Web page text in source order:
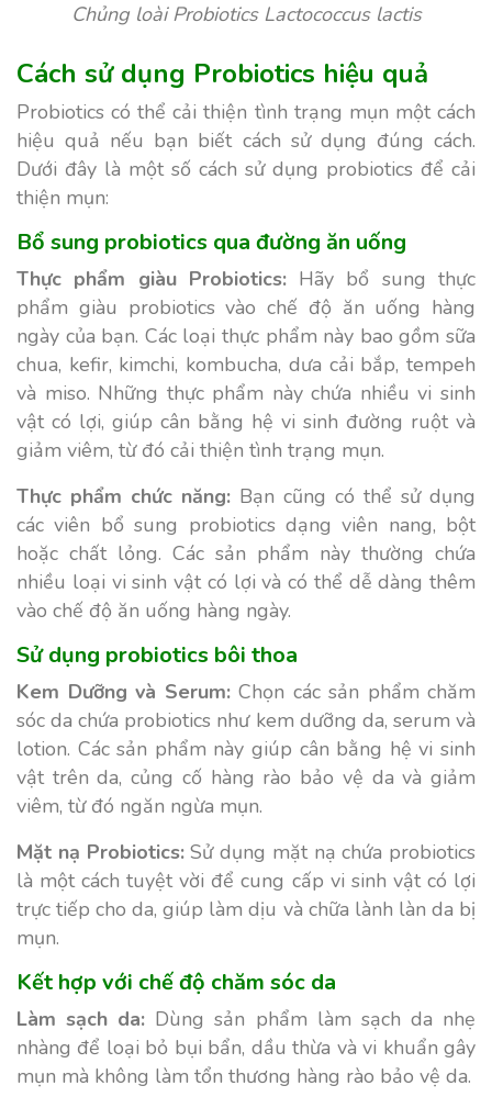
Chủng loài Probiotics Lactococcus lactis
Cách sử dụng Probiotics hiệu quả
Probiotics có thể cải thiện tình trạng mụn một cách
hiệu quả nếu bạn biết cách sử dụng đúng cách.
Dưới đây là một số cách sử dụng probiotics để cải
thiện mụn:
Bổ sung probiotics qua đường ăn uống
Thực phẩm giàu Probiotics:Hãy bổ sung thực
phẩm giàu probiotics vào chế độ ăn uống hàng
ngày của bạn. Các loại thực phẩm này bao gồm sữa
chua, kefir, kimchi, kombucha, dưa cải bắp, tempeh
và miso. Những thực phẩm này chứa nhiều vi sinh
vật có lợi, giúp cân bằng hệ vi sinh đường ruột và
giảm viêm, từ đó cải thiện tình trạng mụn.
Thực phẩm chức năng: Bạn cũng có thể sử dụng
các viên bổ sung probiotics dạng viên nang, bột
hoặc chất lỏng. Các sản phẩm này thường chứa
nhiều loại vi sinh vật có lợi và có thể dễ dàng thêm
vào chế độ ăn uống hàng ngày.
Sử dụng probiotics bôi thoa
Kem Dưỡng và Serum:Chọn các sản phẩm chăm
sóc da chứa probiotics như kem dưỡng da, serum và
lotion. Các sản phẩm này giúp cân bằng hệ vi sinh
vật trên da, củng cố hàng rào bảo vệ da và giảm
viêm, từ đó ngăn ngừa mụn.
Mặt nạ Probiotics:Sử dụng mặt nạ chứa probiotics
là một cách tuyệt vời để cung cấp vi sinh vật có lợi
trực tiếp cho da, giúp làm dịu và chữa lành làn da bị
mụn.
Kết hợp với chế độ chăm sóc da
Làm sạch da: Dùng sản phẩm làm sạch da nhẹ
nhàng để loại bỏ bụi bẩn, dầu thừa và vi khuẩn gây
mụn mà không làm tổn thương hàng rào bảo vệ da.